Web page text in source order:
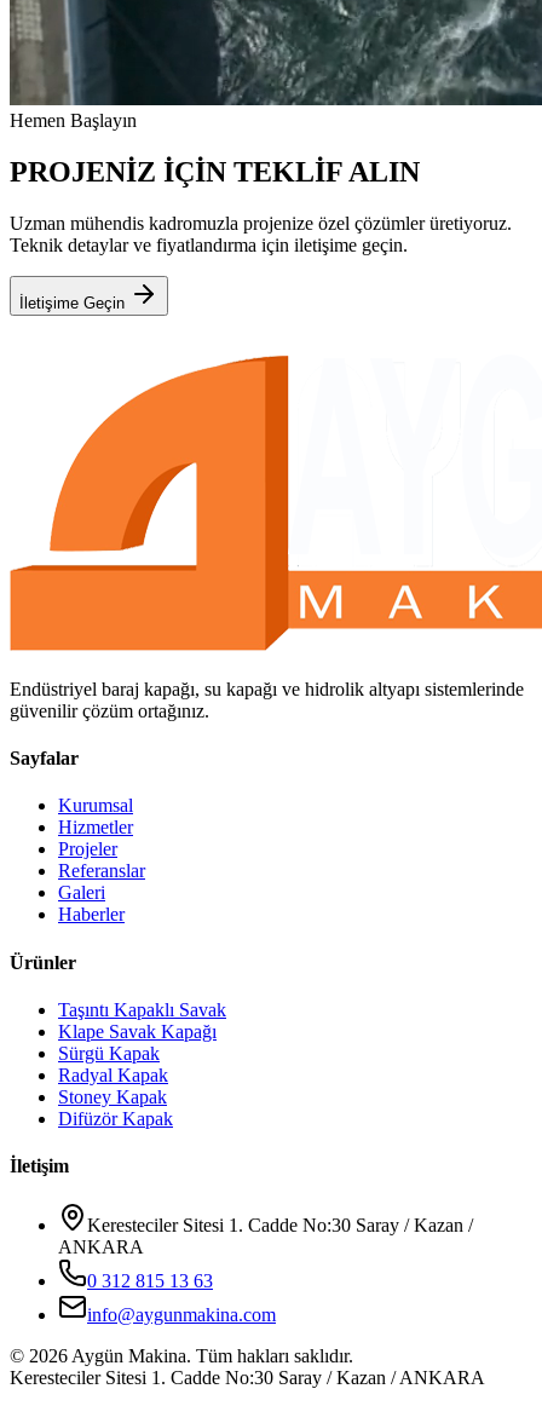
Hemen Başlayın
PROJENİZ İÇİN TEKLİF ALIN
Uzman mühendis kadromuzla projenize özel çözümler üretiyoruz.
Teknik detaylar ve fiyatlandırma için iletişime geçin.
İletişime Geçin
Endüstriyel baraj kapağı, su kapağı ve hidrolik altyapı sistemlerinde
güvenilir çözüm ortağınız.
Sayfalar
Kurumsal
Hizmetler
Projeler
Referanslar
Galeri
Haberler
Ürünler
Taşıntı Kapaklı Savak
Klape Savak Kapağı
Sürgü Kapak
Radyal Kapak
Stoney Kapak
Difüzör Kapak
İletişim
Keresteciler Sitesi 1. Cadde No:30 Saray / Kazan /
ANKARA
0 312 815 13 63
info@aygunmakina.com
© 2026Aygün Makina. Tüm hakları saklıdır.
Keresteciler Sitesi 1. Cadde No:30 Saray / Kazan / ANKARA